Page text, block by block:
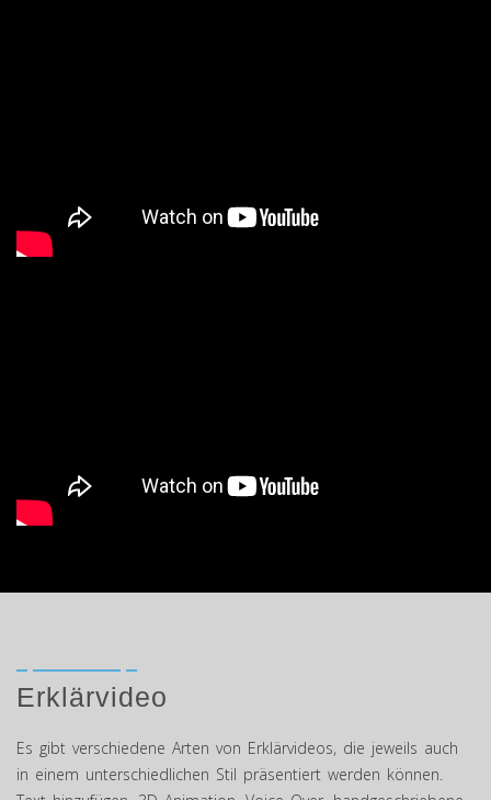
Erklärvideo
Es gibt verschiedene Arten von Erklärvideos, die jeweils auch
in einem unterschiedlichen Stil präsentiert werden können.